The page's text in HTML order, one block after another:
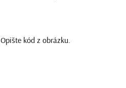
Opište kód z obrázku.